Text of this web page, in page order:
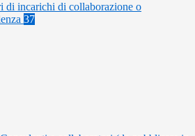
di incarichi di collaborazione o
37